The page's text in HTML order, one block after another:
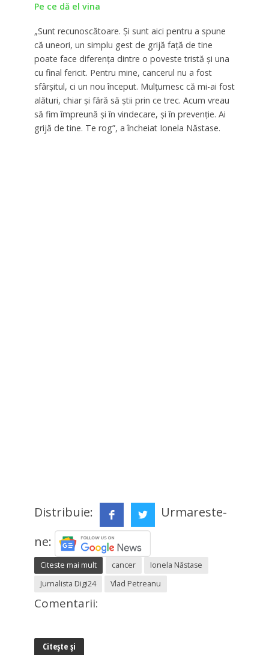
Pe ce dă el vina
„Sunt recunoscătoare. Și sunt aici pentru a spune
că uneori, un simplu gest de grijă față de tine
poate face diferența dintre o poveste tristă și una
cu final fericit. Pentru mine, cancerul nu a fost
sfârșitul, ci un nou început. Mulțumesc că mi-ai fost
alături, chiar și fără să știi prin ce trec. Acum vreau
să fim împreună și în vindecare, și în prevenție. Ai
grijă de tine. Te rog”, a încheiat Ionela Năstase.
Distribuie:
Urmareste-
ne:
Citeste mai mult cancer
Ionela Năstase
Jurnalista Digi24
Vlad Petreanu
Comentarii:
Citește și